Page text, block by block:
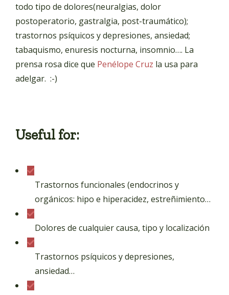
todo tipo de dolores(neuralgias, dolor
postoperatorio, gastralgia, post-traumático);
trastornos psíquicos y depresiones, ansiedad;
tabaquismo, enuresis nocturna, insomnio…. La
prensa rosa dice que Penélope Cruz la usa para
adelgar. :-)
Useful for:
Trastornos funcionales (endocrinos y
orgánicos: hipo e hiperacidez, estreñimiento…
Dolores de cualquier causa, tipo y localización
Trastornos psíquicos y depresiones,
ansiedad…